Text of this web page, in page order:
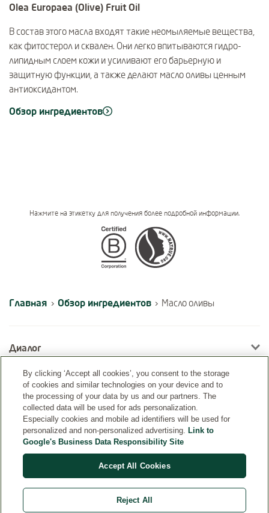
Olea Europaea (Olive) Fruit Oil
В состав этого масла входят такие неомыляемые вещества,
как фитостерол и сквален. Они легко впитываются гидро-
липидным слоем кожи и усиливают его барьерную и
защитную функции, а также делают масло оливы ценным
антиоксидантом.
Обзор ингредиентов
Certifications
Нажмите на этикетку для получения более подробной информации.
Главная › Обзор ингредиентов › Масло оливы
Диалог
Информация
By clicking ‘Accept all cookies’, you consent to the storage
of cookies and similar technologies on your device and to
the processing of your data by us and our partners. The
collected data will be used for ads personalization.
Especially cookies and mobile ad identifiers will be used for
personalized and non-personalized advertising. Link to
Google's Business Data Responsibility Site
Accept All Cookies
Reject All